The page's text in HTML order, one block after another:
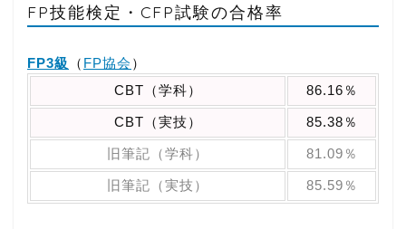
FP技能検定・CFP試験の合格率
FP3級 （ FP協会 ）
CBT（学科）
86.16％
CBT（実技） 85.38％
旧筆記（学科） 81.09％
旧筆記（実技） 85.59％